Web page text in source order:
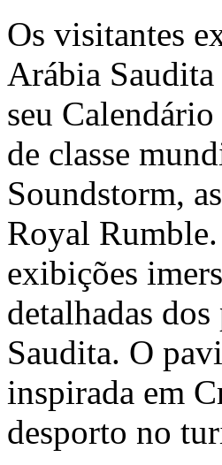
Os visitantes
Arábia
seu
de classe
Soundstorm,
Royal
exibições
detalhadas
Saudita. O
inspirada em
desporto no